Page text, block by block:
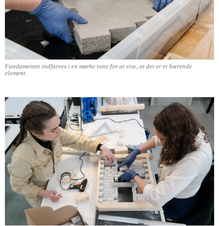
Fundamentet indfarves i en mørke tone for at vise, at det er et bærende
element.